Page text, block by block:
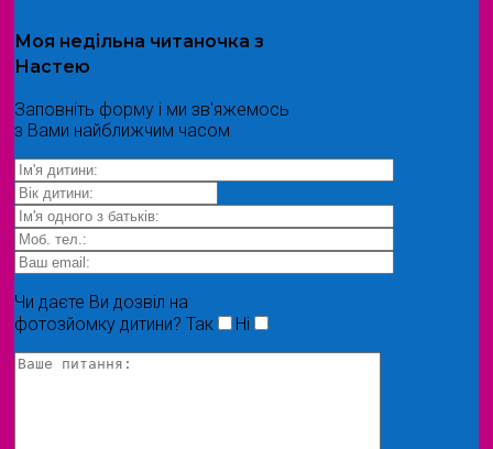
Моя недільна читаночка з
Настею
Заповніть форму і ми зв'яжемось
з Вами найближчим часом
Чи даєте Ви дозвіл на
фотозйомку дитини? Так Ні